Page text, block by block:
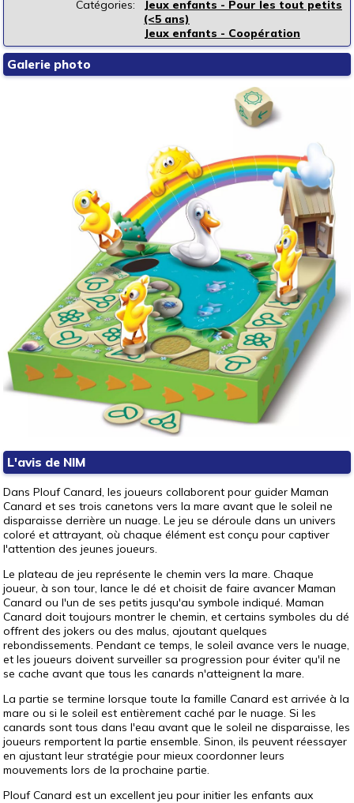
Catégories:
Jeux enfants - Pour les tout petits
(<5 ans)
Jeux enfants - Coopération
Galerie photo
L'avis de NIM
Dans Plouf Canard, les joueurs collaborent pour guider Maman
Canard et ses trois canetons vers la mare avant que le soleil ne
disparaisse derrière un nuage. Le jeu se déroule dans un univers
coloré et attrayant, où chaque élément est conçu pour captiver
l'attention des jeunes joueurs.
Le plateau de jeu représente le chemin vers la mare. Chaque
joueur, à son tour, lance le dé et choisit de faire avancer Maman
Canard ou l'un de ses petits jusqu'au symbole indiqué. Maman
Canard doit toujours montrer le chemin, et certains symboles du dé
offrent des jokers ou des malus, ajoutant quelques
rebondissements. Pendant ce temps, le soleil avance vers le nuage,
et les joueurs doivent surveiller sa progression pour éviter qu'il ne
se cache avant que tous les canards n'atteignent la mare.
La partie se termine lorsque toute la famille Canard est arrivée à la
mare ou si le soleil est entièrement caché par le nuage. Si les
canards sont tous dans l'eau avant que le soleil ne disparaisse, les
joueurs remportent la partie ensemble. Sinon, ils peuvent réessayer
en ajustant leur stratégie pour mieux coordonner leurs
mouvements lors de la prochaine partie.
Plouf Canard est un excellent jeu pour initier les enfants aux